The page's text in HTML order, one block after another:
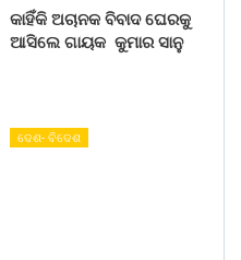
କାହିଁକି ଅଚାନକ ବିବାଦ ଘେରକୁ
ଆସିଲେ ଗାୟକ କୁମାର ସାନୁ
ଦେଶ- ବିଦେଶ